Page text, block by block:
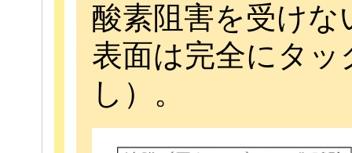
酸素阻害を受け
表面は完全にタ
し）。